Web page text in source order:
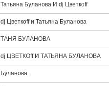
Татьяна Буланова И dj Цветкоff
dj Цветкоff и Татьяна Буланова
ТАНЯ БУЛАНОВА
dj ЦВЕТКОff И ТАТЬЯНА БУЛАНОВА
Буланова